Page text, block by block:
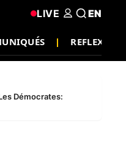
REFLEXION
LIVE EN
Démocrates: